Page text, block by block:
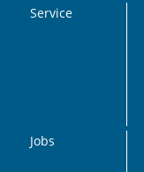
Service
Jobs